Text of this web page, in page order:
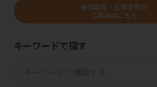
価格改定・仕様変更の
ご案内はこちら
キーワードで探す